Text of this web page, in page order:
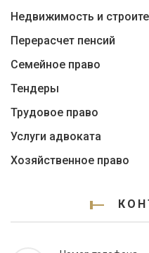
Недвижимость и
Перерасчет пенсий
Семейное право
Тендеры
Трудовое право
Услуги адвоката
Хозяйственное право